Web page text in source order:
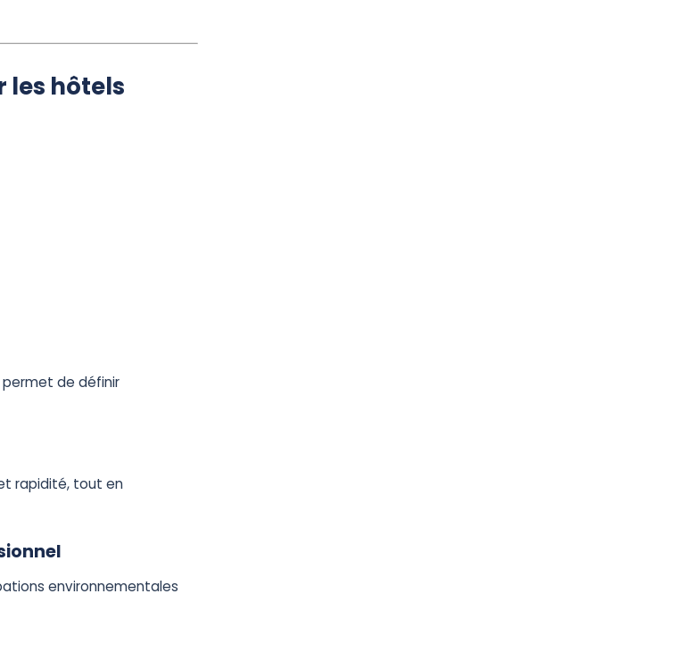
les hôtels
de définir
rapidité, tout en
environnementales